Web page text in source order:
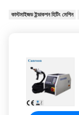
কাস্টমাইজড ইন্ডাকশন হিটিং মেশিন